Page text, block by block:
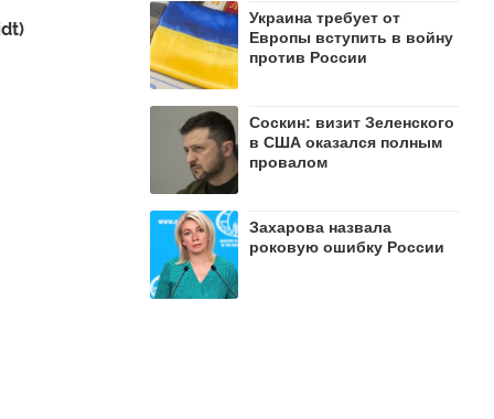
Украина требует от
Европы вступить в войну
против России
Соскин: визит Зеленского
в США оказался полным
провалом
Захарова назвала
роковую ошибку России